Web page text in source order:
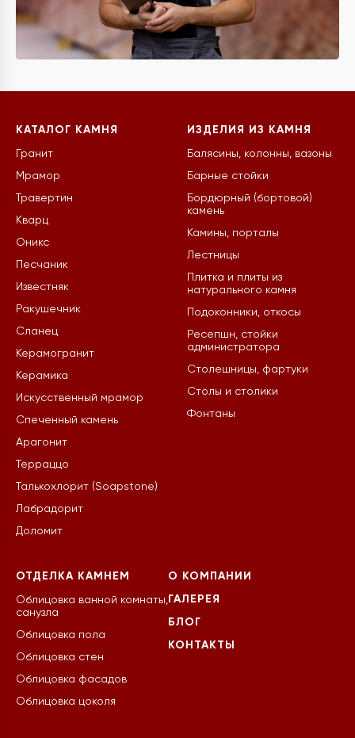
КАТАЛОГ КАМНЯ
Гранит
Мрамор
Травертин
Кварц
Оникс
Песчаник
Известняк
Ракушечник
Сланец
Керамогранит
Керамика
Искусственный мрамор
Спеченный камень
Арагонит
Терраццо
Талькохлорит (Soapstone)
Лабрадорит
Доломит
ИЗДЕЛИЯ ИЗ КАМНЯ
Балясины, колонны, вазоны
Барные стойки
Бордюрный (бортовой)
камень
Камины, порталы
Лестницы
Плитка и плиты из
натурального камня
Подоконники, откосы
Ресепшн, стойки
администратора
Столешницы, фартуки
Столы и столики
Фонтаны
ОТДЕЛКА КАМНЕМ
Облицовка ванной комнаты,
санузла
Облицовка пола
Облицовка стен
Облицовка фасадов
Облицовка цоколя
О КОМПАНИИ
ГАЛЕРЕЯ
БЛОГ
КОНТАКТЫ